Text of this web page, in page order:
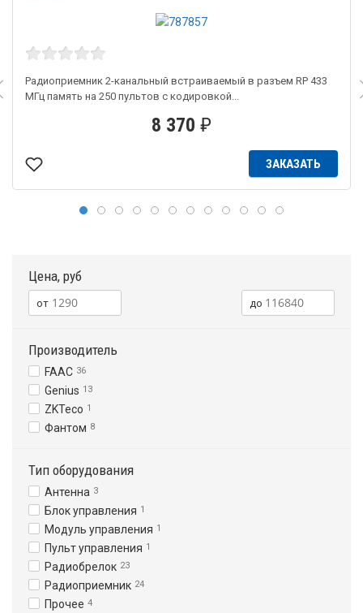
Радиоприемник 2-канальный встраиваемый в разъем RP 433
МГц память на 250 пультов с кодировкой...
8 370 ₽
ЗАКАЗАТЬ
Цена, руб
Производитель
FAAC 36
Genius 13
ZKTeco 1
Фантом 8
Тип оборудования
Антенна 3
Блок управления 1
Модуль управления 1
Пульт управления 1
Радиобрелок 23
Радиоприемник 24
Прочее 4